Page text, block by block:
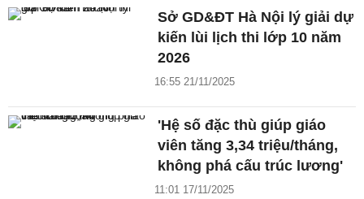
Sở GD&ĐT Hà Nội lý giải dự
kiến lùi lịch thi lớp 10 năm
2026
16:55 21/11/2025
'Hệ số đặc thù giúp giáo
viên tăng 3,34 triệu/tháng,
không phá cấu trúc lương'
11:01 17/11/2025